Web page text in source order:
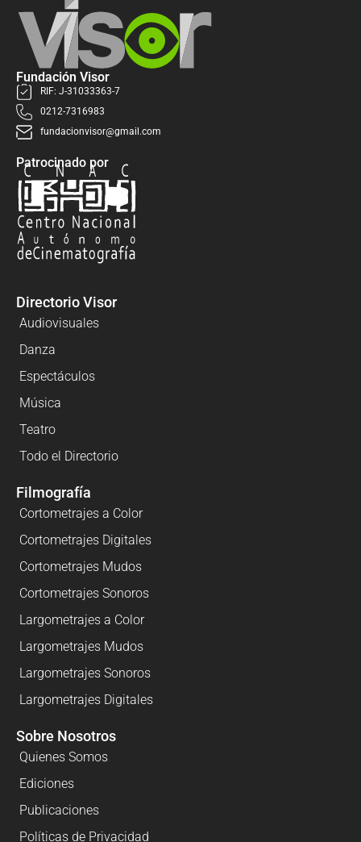
Fundación Visor
RIF: J-31033363-7
0212-7316983
fundacionvisor@gmail.com
Patrocinado por
Directorio Visor
Audiovisuales
Danza
Espectáculos
Música
Teatro
Todo el Directorio
Filmografía
Cortometrajes a Color
Cortometrajes Digitales
Cortometrajes Mudos
Cortometrajes Sonoros
Largometrajes a Color
Largometrajes Mudos
Largometrajes Sonoros
Largometrajes Digitales
Sobre Nosotros
Quienes Somos
Ediciones
Publicaciones
Políticas de Privacidad